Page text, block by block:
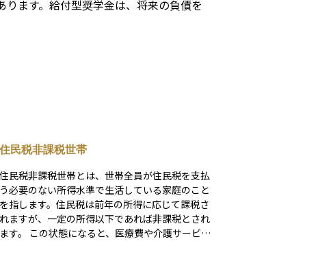
ます。給付型奨学金は、将来の負債を
住民税非課税世帯
住民税非課税世帯とは、世帯全員が住民税を支払
う必要のない所得水準で生活している家庭のこと
を指します。住民税は前年の所得に応じて課税さ
れますが、一定の所得以下であれば非課税とされ
ます。 この状態になると、医療費や介護サービス